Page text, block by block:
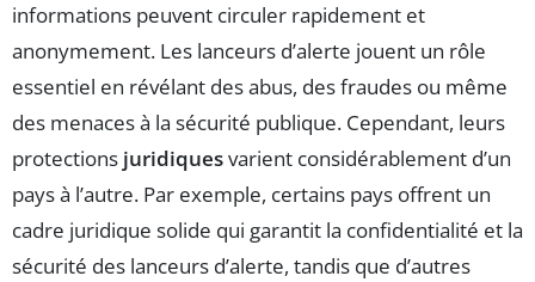
informations peuvent circuler rapidement et
anonymement. Les lanceurs d’alerte jouent un rôle
essentiel en révélant des abus, des fraudes ou même
des menaces à la sécurité publique. Cependant, leurs
protections juridiquesvarient considérablement d’un
pays à l’autre. Par exemple, certains pays offrent un
cadre juridique solide qui garantit la confidentialité et la
sécurité des lanceurs d’alerte, tandis que d’autres